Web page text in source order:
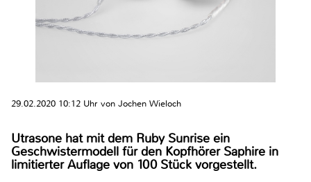
29.02.2020 10:12 Uhr von Jochen Wieloch
Utrasone hat mit dem Ruby Sunrise ein
Geschwistermodell für den Kopfhörer Saphire in
limitierter Auflage von 100 Stück vorgestellt.